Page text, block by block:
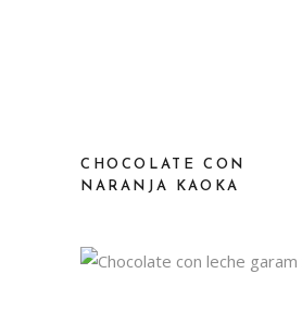
CHOCOLATE CON
NARANJA KAOKA